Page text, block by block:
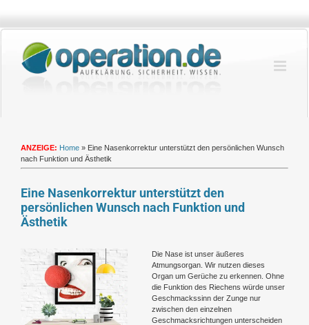
springen
ANZEIGE: Home » Eine Nasenkorrektur unterstützt den persönlichen Wunsch
nach Funktion und Ästhetik
Eine Nasenkorrektur unterstützt den
persönlichen Wunsch nach Funktion und
Ästhetik
Zeige
grösseres
Die Nase ist unser äußeres
Atmungsorgan. Wir nutzen dieses
Organ um Gerüche zu erkennen. Ohne
die Funktion des Riechens würde unser
Geschmackssinn der Zunge nur
zwischen den einzelnen
Geschmacksrichtungen unterscheiden